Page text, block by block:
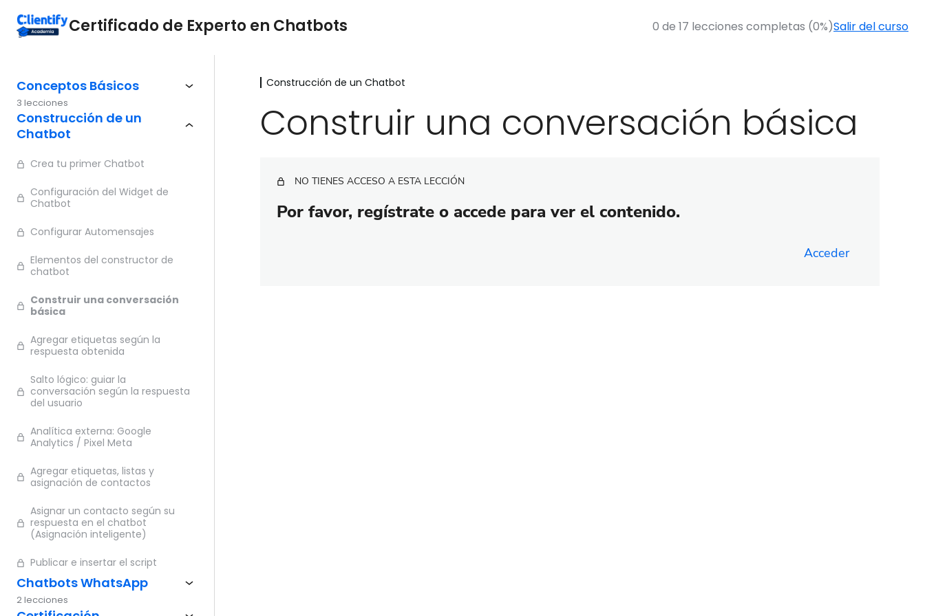
Certificado de Experto en Chatbots 0 de 17 lecciones completas (0%)Salir del curso
Conceptos Básicos
3 lecciones
Construcción de un
Chatbot
Crea tu primer Chatbot
Configuración del Widget de
Chatbot
Configurar Automensajes
Elementos del constructor de
chatbot
Construir una conversación
básica
Agregar etiquetas según la
respuesta obtenida
Salto lógico: guiar la
conversación según la respuesta
del usuario
Analítica externa: Google
Analytics / Pixel Meta
Agregar etiquetas, listas y
asignación de contactos
Asignar un contacto según su
respuesta en el chatbot
(Asignación inteligente)
Publicar e insertar el script
Chatbots WhatsApp
2 lecciones
Construcción de un Chatbot
Construir una conversación básica
NO TIENES ACCESO A ESTA LECCIÓN
Por favor, regístrate o accede para ver el contenido.
Acceder